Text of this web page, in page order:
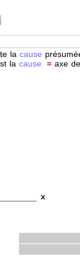
la cause
la cause. =axe